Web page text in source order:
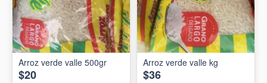
Arroz verde valle 500gr
$20
Arroz verde valle kg
$36